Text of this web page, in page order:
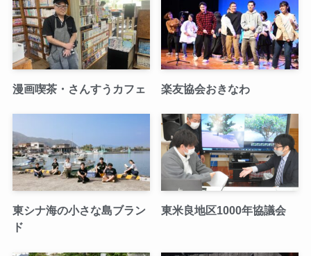
漫画喫茶・さんすうカフェ 楽友協会おきなわ
東シナ海の小さな島ブラン
ド
東米良地区1000年協議会